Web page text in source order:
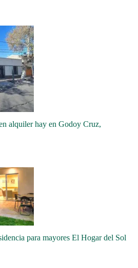
alquiler hay en Godoy Cruz,
para mayores El Hogar del Sol